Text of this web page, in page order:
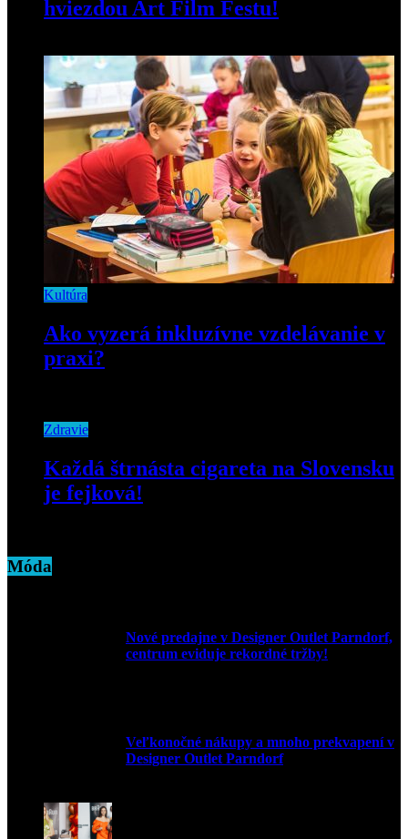
hviezdou Art Film Festu!
Kultúra
Ako vyzerá inkluzívne vzdelávanie v
praxi?
Zdravie
Každá štrnásta cigareta na Slovensku
je fejková!
Móda
Nové predajne v Designer Outlet Parndorf,
centrum eviduje rekordné tržby!
Veľkonočné nákupy a mnoho prekvapení v
Designer Outlet Parndorf